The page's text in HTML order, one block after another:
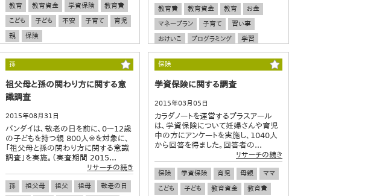
教育 教育資金 学資保険
教育費
こども
子ども 不安 子育て
育児
親
保険
教育費 教育資金 教育
お金
マネープラン
子育て
習い事
おけいこ
プログラミング
学習
勉強
こども
子ども
孫
祖父母と孫の関わり方に関する意
識調査
2015年08月31日
バンダイは、敬老の日を前に、0～12歳
の子どもを持つ親 800人※を対象に、
「祖父母と孫の関わり方に関する意識
調査」を実施。（実査期間 2015...
リサーチの続き
孫 祖父母 祖父 祖母
敬老の日
保険
学資保険に関する調査
2015年03月05日
カラダノートを運営するプラスアール
は、学資保険について妊婦さんや育児
中の方にアンケートを実施し、1040人
から回答を得ました。回答者の...
リサーチの続き
保険 学資保険 育児 母親
ママ
こども
子ども 教育資金 教育費